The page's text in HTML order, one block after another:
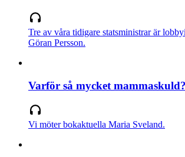
Tre av våra tidigare statsministrar är
Göran Persson.
Varför så mycket mammaskuld?
Vi möter bokaktuella Maria Sveland.